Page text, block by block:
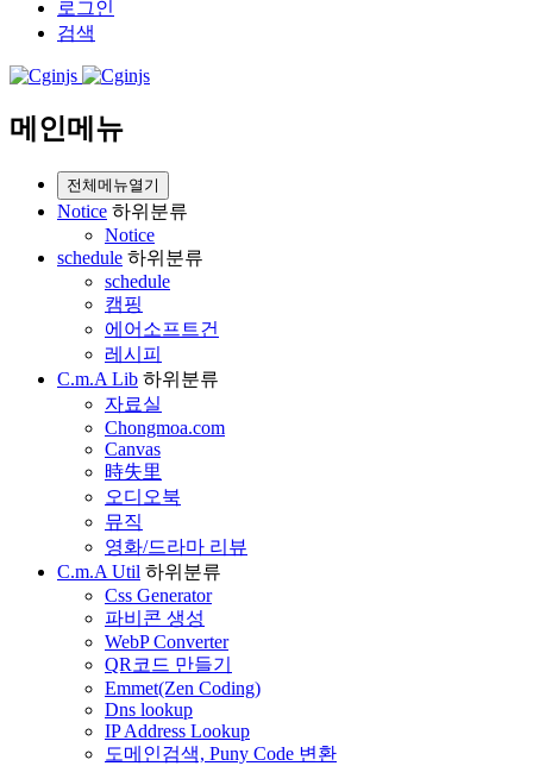
로그인
검색
메인메뉴
전체메뉴열기
Notice 하위분류
Notice
schedule 하위분류
schedule
캠핑
에어소프트건
레시피
C.m.A Lib 하위분류
자료실
Chongmoa.com
Canvas
時失里
오디오북
뮤직
영화/드라마 리뷰
C.m.A Util 하위분류
Css Generator
파비콘 생성
WebP Converter
QR코드 만들기
Emmet(Zen Coding)
Dns lookup
IP Address Lookup
도메인검색, Puny Code 변환